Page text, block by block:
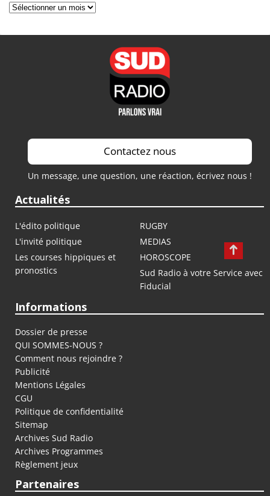
Archives
Contactez nous
Un message, une question, une réaction, écrivez nous !
Actualités
L'édito politique
RUGBY
L'invité politique
MEDIAS
Les courses hippiques et
pronostics
HOROSCOPE
Sud Radio à votre Service avec
Fiducial
Informations
Dossier de presse
QUI SOMMES-NOUS ?
Comment nous rejoindre ?
Publicité
Mentions Légales
CGU
Politique de confidentialité
Sitemap
Archives Sud Radio
Archives Programmes
Règlement jeux
Partenaires